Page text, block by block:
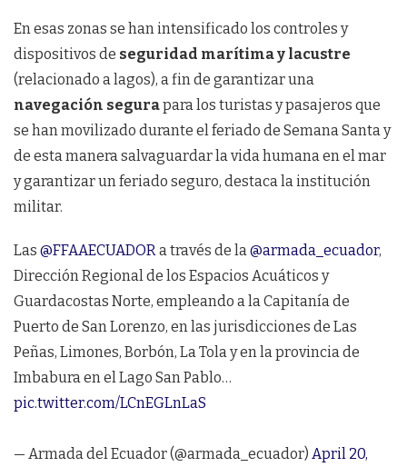
En esas zonas se han intensificado los controles y
dispositivos de seguridad marítima y lacustre
(relacionado a lagos), a fin de garantizar una
navegación segurapara los turistas y pasajeros que
se han movilizado durante el feriado de Semana Santa y
de esta manera salvaguardar la vida humana en el mar
y garantizar un feriado seguro, destaca la institución
militar.
Las @FFAAECUADORa través de la@armada_ecuador,
Dirección Regional de los Espacios Acuáticos y
Guardacostas Norte, empleando a la Capitanía de
Puerto de San Lorenzo, en las jurisdicciones de Las
Peñas, Limones, Borbón, La Tola y en la provincia de
Imbabura en el Lago San Pablo…
pic.twitter.com/LCnEGLnLaS
— Armada del Ecuador (@armada_ecuador) April 20,